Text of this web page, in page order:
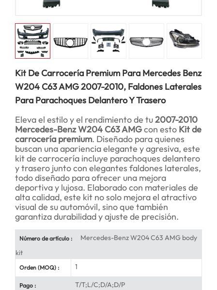
Kit De Carrocería Premium Para Mercedes Benz
W204 C63 AMG 2007-2010, Faldones Laterales
Para Parachoques Delantero Y Trasero
Eleva el estilo y el rendimiento de tu2007-2010
Mercedes-Benz W204 C63 AMGcon esto Kit de
carrocería premium. Diseñado para quienes
buscan una apariencia elegante y agresiva, este
kit de carrocería incluye parachoques delantero
y trasero junto con elegantes faldones laterales,
todo diseñado para ofrecer una mejora
deportiva y lujosa. Elaborado con materiales de
alta calidad, este kit no solo mejora el atractivo
visual de su automóvil, sino que también
garantiza durabilidad y ajuste de precisión.
Número de artículo :
Mercedes-Benz W204 C63 AMG body
kit
Orden (MOQ) : 1
Pago : T/T;L/C;D/A;D/P